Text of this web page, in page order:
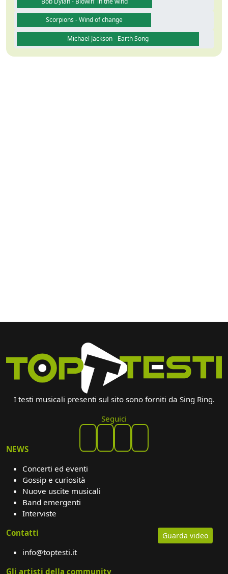
Guarda video
Scorpions - Wind of change
Michael Jackson - Earth Song
I testi musicali presenti sul sito sono forniti da Sing Ring.
Seguici
NEWS
Concerti ed eventi
Gossip e curiosità
Nuove uscite musicali
Band emergenti
Interviste
Contatti
info@toptesti.it
Gli artisti della community